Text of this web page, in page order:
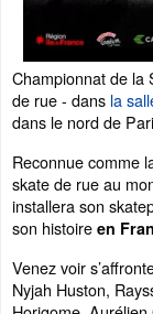
Championnat de la
de rue - dans la
dans le nord de
Reconnue comme
skate de rue au
installera son
son histoire en
Venez voir
Nyjah Huston,